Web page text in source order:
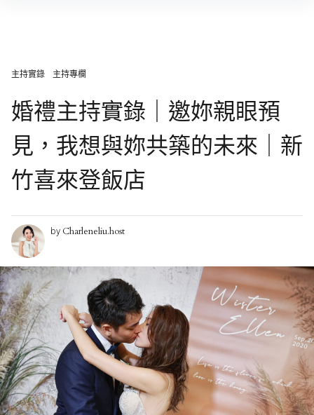
主持實錄 主持專欄
婚禮主持實錄｜邀妳親眼預
見，我想與妳共築的未來｜新
竹喜來登飯店
by Charleneliu.host